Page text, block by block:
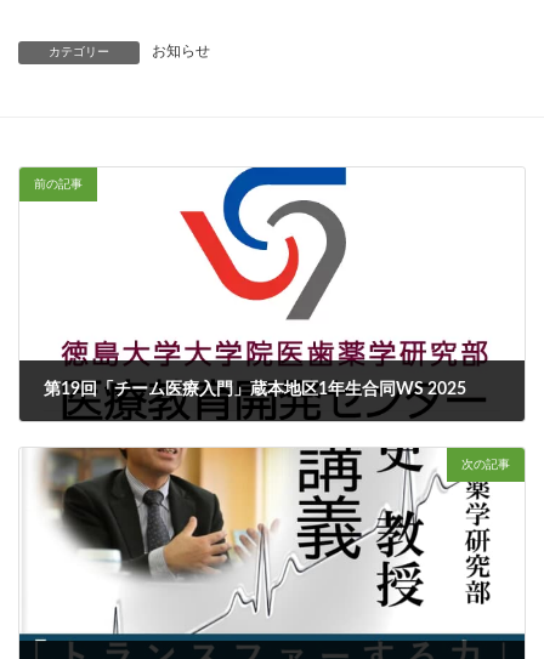
カテゴリー お知らせ
前の記事
第19回「チーム医療入門」蔵本地区1年生合同WS 2025
次の記事